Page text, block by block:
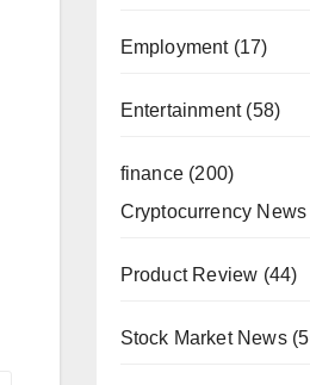
Employment(17)
Entertainment(58)
finance(200)
Cryptocurrency News
Product Review (44)
Stock Market News